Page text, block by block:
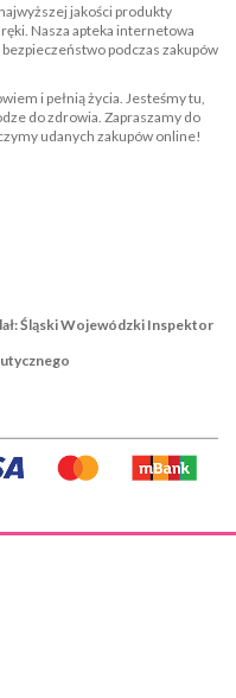
jakości produkty
Nasza apteka internetowa
podczas zakupów
i pełnią życia. Jesteśmy tu,
do zdrowia. Zapraszamy do
udanych zakupów online!
Śląski Wojewódzki Inspektor